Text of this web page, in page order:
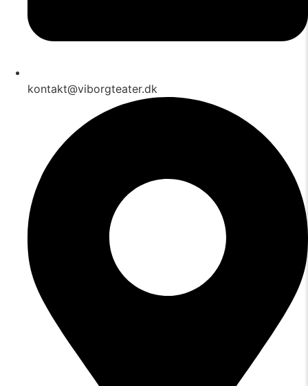
kontakt@viborgteater.dk